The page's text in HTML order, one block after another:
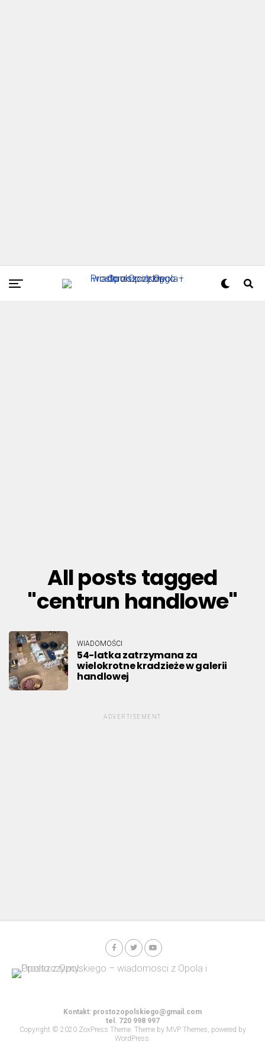
All posts tagged
"centrun handlowe"
WIADOMOŚCI
54-latka zatrzymana za
wielokrotne kradzieże w galerii
handlowej
ADVERTISEMENT
Kontakt: prostozopolskiego@gmail.com
tel. 720 998 997
Copyright © 2020 ZoxPress Theme. Theme by MVP Themes, powered by
WordPress.